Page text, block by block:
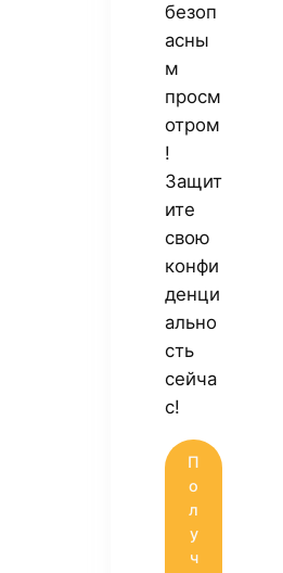
безоп
асны
м
просм
отром
!
Защит
ите
свою
конфи
денци
ально
сть
сейча
с!
П
о
л
у
ч